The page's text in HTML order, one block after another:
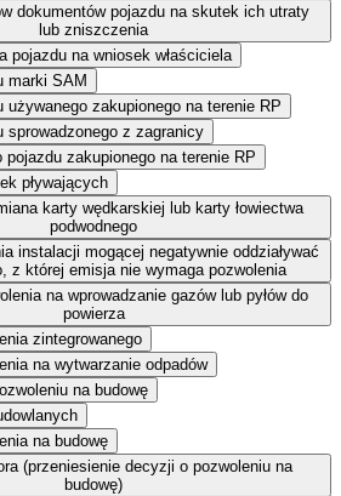
dokumentów pojazdu na skutek ich utraty
lub zniszczenia
pojazdu na wniosek właściciela
marki SAM
używanego zakupionego na terenie RP
sprowadzonego z zagranicy
pojazdu zakupionego na terenie RP
pływających
karty wędkarskiej lub karty łowiectwa
podwodnego
instalacji mogącej negatywnie oddziaływać
z której emisja nie wymaga pozwolenia
na wprowadzanie gazów lub pyłów do
powierza
zintegrowanego
na wytwarzanie odpadów
na budowę
na budowę
(przeniesienie decyzji o pozwoleniu na
budowę)